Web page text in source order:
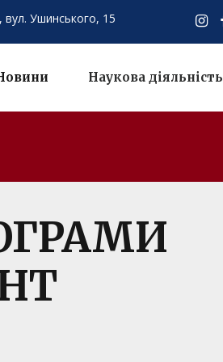
вул. Ушинського, 15
Наукова діяльність